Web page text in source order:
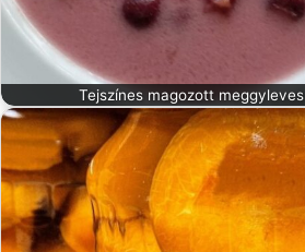
Tejszínes magozott meggyleves